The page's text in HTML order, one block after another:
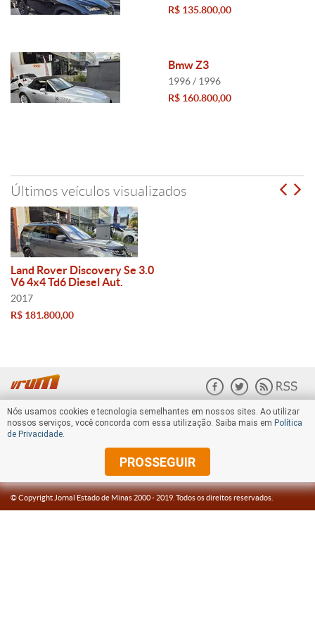
R$ 135.800,00
Bmw Z3
1996 / 1996
R$ 160.800,00
Últimos veículos visualizados
Land Rover Discovery Se 3.0
V6 4x4 Td6 Diesel Aut.
2017
R$ 181.800,00
© Copyright Jornal Estado de Minas 2000 -2019. Todos os direitos reservados.
Nós usamos cookies e tecnologia semelhantes em nossos sites. Ao utilizar
nossos serviços, você concorda com essa utilização. Saiba mais em Política
de Privacidade.
PROSSEGUIR